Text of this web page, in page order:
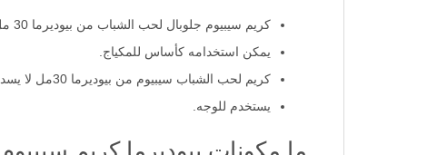
كريم سيبيوم جلوبال لحب الشباب من بيوديرما 30 مل يناسب البشرة المختلطة إلى الدهنية.
يمكن استخدامه كأساس للمكياج.
كريم لحب الشباب سيبيوم من بيوديرما 30مل لا يسد المسام.
يستخدم للوجه.